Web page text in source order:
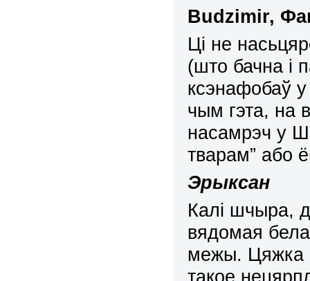
Budzimir,
Ці не
(што бачна і
ксэнафобаў у
чым гэта, на
насамрэч у
тварам” або
Эрыксан
Калі шчыра,
вядомая
межы. Цяжка
такое